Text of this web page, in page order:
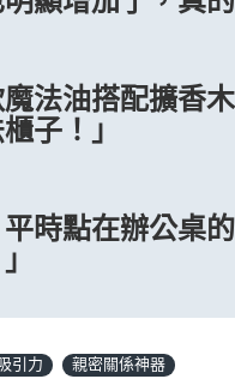
魔法油搭配擴香
子！」
平時點在辦公
引力 親密關係神器